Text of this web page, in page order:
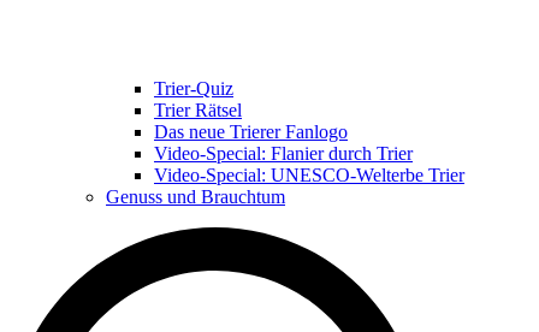
Trier-Quiz
Trier Rätsel
Das neue Trierer Fanlogo
Video-Special: Flanier durch Trier
Video-Special: UNESCO-Welterbe Trier
Genuss und Brauchtum